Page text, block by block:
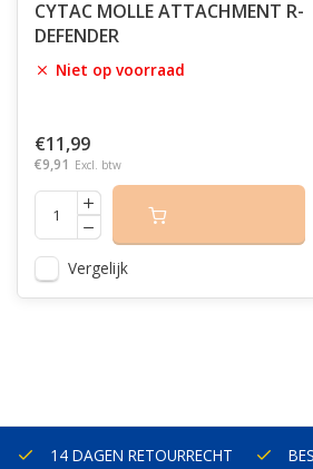
CYTAC MOLLE ATTACHMENT R-
DEFENDER
Niet op voorraad
€11,99
€9,91 Excl. btw
Vergelijk
14 DAGEN RETOURRECHT